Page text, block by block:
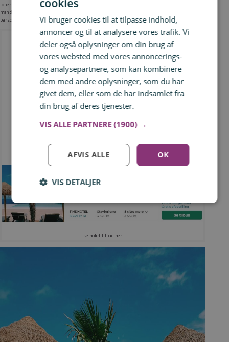
topersoners værelse inkl. morgenmad. Prisen bliver således kun 1.628 kr. pr. person. Lægger
man denne pris sammen med beløbet for flybilletterne, får man en samlet pris på kun 2.030 kr. pr.
person for fly tur/retur, hotel og morgenmad 😉
Hotel på Azorerne
se hotel-tilbud her
Log ind for at gemme hvad der inspirerer dig
Tilmeld
Vi bruger cookies til at tilpasse indhold,
annoncer og til at analysere vores trafik. Vi
deler også oplysninger om din brug af
vores websted med vores annoncerings-
og analysepartnere, som kan kombinere
dem med andre oplysninger, som du har
givet dem, eller som de har indsamlet fra
din brug af deres tjenester.
VIS ALLE PARTNERE (1900) →
OK
AFVIS ALLE
VIS DETALJER